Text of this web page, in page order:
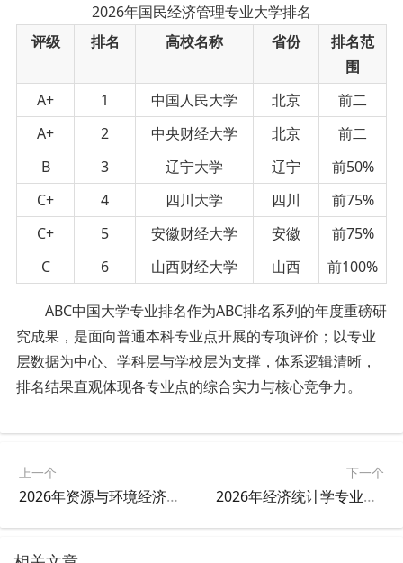
2026年国民经济管理专业大学排名
评级
排名 高校名称 省份
排名范
围
A+
1 中国人民大学 北京
前二
A+
2 中央财经大学 北京
前二
B
3 辽宁大学 辽宁
前50%
C+
4 四川大学 四川
前75%
C+
5 安徽财经大学 安徽
前75%
C
6 山西财经大学 山西 前100%
ABC中国大学专业排名作为ABC排名系列的年度重磅研
究成果，是面向普通本科专业点开展的专项评价； 以专业
层数据为中心、学科层与学校层为支撑，体系逻辑清晰，
排名结果直观体现各专业点的综合实力与核心竞争力。
上一个
2026年资源与环境经济学专业大学排名
下一个
2026年经济统计学专业大学排名